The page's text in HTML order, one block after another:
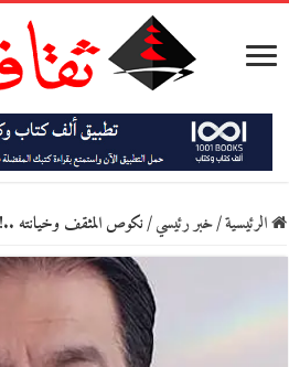
الرئيسية/خبر رئيسي/نكوص المثقف وخيانته ..!